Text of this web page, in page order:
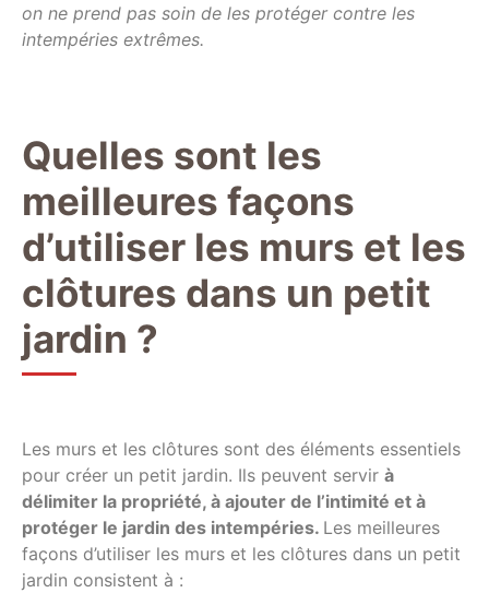
on ne prend pas soin de les protéger contre les
intempéries extrêmes.
Quelles sont les
meilleures façons
d’utiliser les murs et les
clôtures dans un petit
jardin ?
Les murs et les clôtures sont des éléments essentiels
pour créer un petit jardin. Ils peuvent servir à
délimiter la propriété, à ajouter de l’intimité et à
protéger le jardin des intempéries. Les meilleures
façons d’utiliser les murs et les clôtures dans un petit
jardin consistent à :